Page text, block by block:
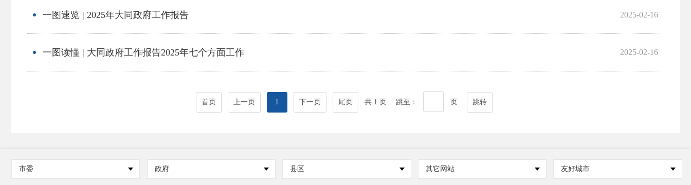
一图速览 | 2025年大同政府工作报告 2025-02-16
一图读懂 | 大同政府工作报告2025年七个方面工作 2025-02-16
首页 上一页 1 下一页 尾页 共 1 页 跳至： 页 跳转
市委 政府 县区 其它网站 友好城市